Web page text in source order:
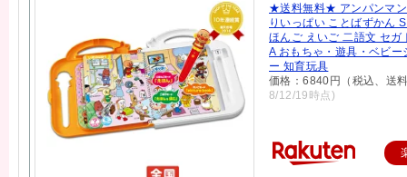
★送料無料★ アンパンマ
りいっぱい ことばずかん
ほんご えいご 二語文 セガ
A おもちゃ・遊具・ベビー
ー 知育玩具
価格：6840円（税込、送
8/12/19時点)